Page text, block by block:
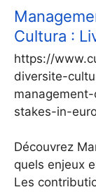
Cultura :
https://
diversite-
stakes-in-
Découvrez
quels enjeux
Les